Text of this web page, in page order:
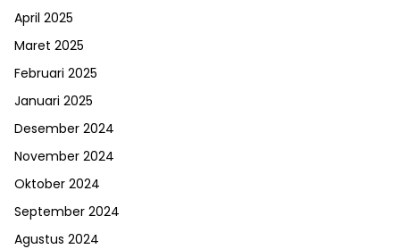
April 2025
Maret 2025
Februari 2025
Januari 2025
Desember 2024
November 2024
Oktober 2024
September 2024
Agustus 2024